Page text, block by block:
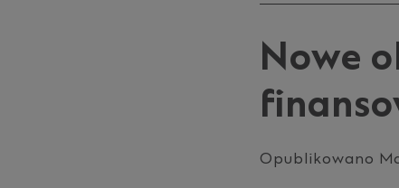
Nowe
Opublikowano